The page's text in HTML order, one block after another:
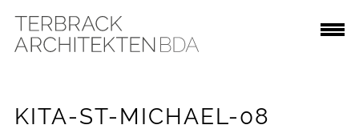
KITA-ST-MICHAEL-08